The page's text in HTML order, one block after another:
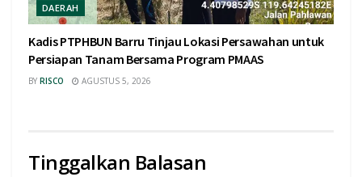
DAERAH
Kadis PTPHBUN Barru Tinjau Lokasi Persawahan untuk
Persiapan Tanam Bersama Program PMAAS
BY RISCO AGUSTUS 5, 2026
Tinggalkan Balasan